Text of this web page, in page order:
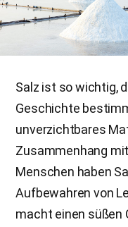
Salz ist so wichtig,
Geschichte
unverzichtbares
Zusammenhang
Menschen haben
Aufbewahren von
macht einen süßen